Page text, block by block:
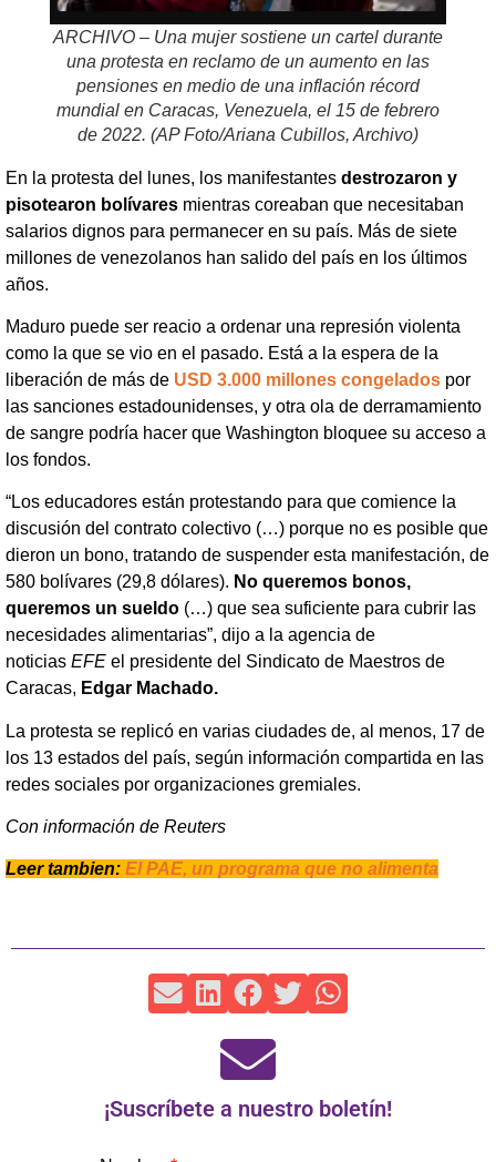
ARCHIVO – Una mujer sostiene un cartel durante
una protesta en reclamo de un aumento en las
pensiones en medio de una inflación récord
mundial en Caracas, Venezuela, el 15 de febrero
de 2022. (AP Foto/Ariana Cubillos, Archivo)
En la protesta del lunes, los manifestantes destrozaron y
pisotearon bolívares mientras coreaban que necesitaban
salarios dignos para permanecer en su país. Más de siete
millones de venezolanos han salido del país en los últimos
años.
Maduro puede ser reacio a ordenar una represión violenta
como la que se vio en el pasado. Está a la espera de la
liberación de más de USD 3.000 millones congelados por
las sanciones estadounidenses, y otra ola de derramamiento
de sangre podría hacer que Washington bloquee su acceso a
los fondos.
“Los educadores están protestando para que comience la
discusión del contrato colectivo (…) porque no es posible que
dieron un bono, tratando de suspender esta manifestación, de
580 bolívares (29,8 dólares). No queremos bonos,
queremos un sueldo (…) que sea suficiente para cubrir las
necesidades alimentarias”, dijo a la agencia de
noticias EFE el presidente del Sindicato de Maestros de
Caracas, Edgar Machado.
La protesta se replicó en varias ciudades de, al menos, 17 de
los 13 estados del país, según información compartida en las
redes sociales por organizaciones gremiales.
Con información de Reuters
Leer tambien: El PAE, un programa que no alimenta
¡Suscríbete a nuestro boletín!